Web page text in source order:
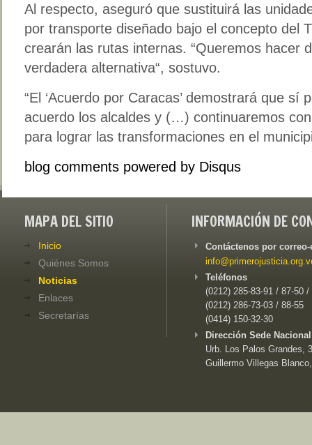
Al respecto, aseguró que sustituirá las
por transporte diseñado bajo el concepto del
crearán las rutas internas. “Queremos hacer
verdadera alternativa“, sostuvo.
“El ‘Acuerdo por Caracas’ demostrará que sí
acuerdo los alcaldes y (…) continuaremos
para lograr las transformaciones en el
blog comments powered by Disqus
MAPA DEL SITIO
Inicio
Quiénes Somos
Noticias
Enlaces
Secretarías
INFORMACIÓN DE
Contáctenos por
Teléfonos
(0212) 285-83-91 / 87-50 /
(0212) 286-73-03 / 88-55
(0414) 150-32-30
Dirección Sede
Urb. Los Palos Grandes,
Guillermo Villegas